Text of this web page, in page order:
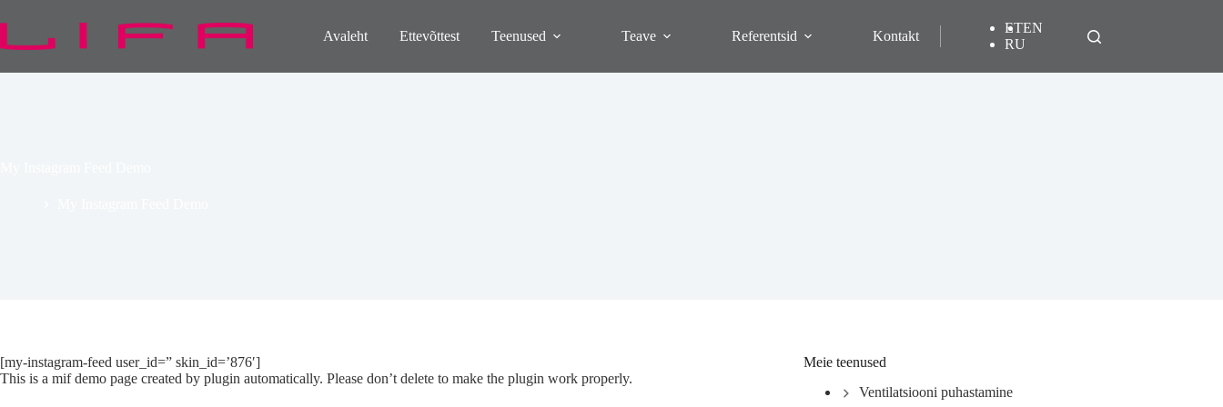
to
Avaleht Ettevõttest Teenused Teave Referentsid Kontakt
ETEN
RU
[my-instagram-feed user_id=” skin_id=’876′]
This is a mif demo page created by plugin automatically. Please don’t delete to make the plugin work properly.
Meie teenused
Ventilatsiooni puhastamine